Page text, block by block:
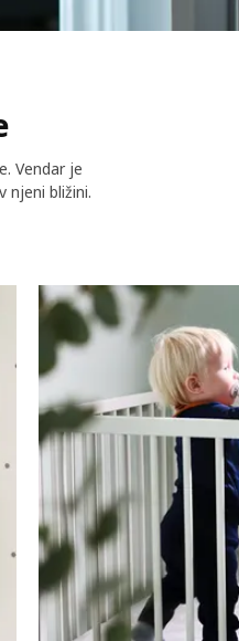
Vendar je
njeni bližini.